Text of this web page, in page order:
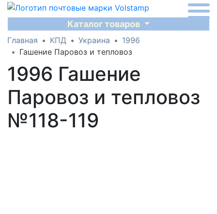
Каталог товаров
Главная КПД Украина
1996
Гашение Паровоз и тепловоз
1996 Гашение
Паровоз и тепловоз
№118-119